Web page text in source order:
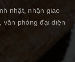
nhật, nhận giao
văn phòng đại diện